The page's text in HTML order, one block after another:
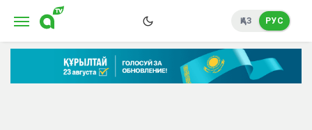
ҚАЗ РУС